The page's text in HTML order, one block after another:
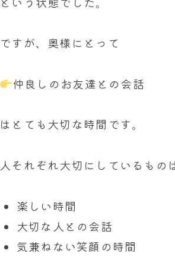
ですが、奥様にとって
仲良しのお友達との会話
はとても大切な時間です。
人それぞれ大切にしているもの
楽しい時間
大切な人との会話
気兼ねない笑顔の時間